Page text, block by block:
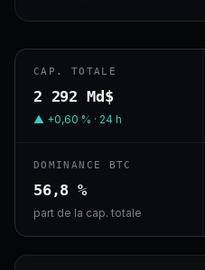
CAP. TOTALE
2 292 Md$
▲ +0,60 % · 24 h
DOMINANCE BTC
56,8 %
part de la cap. totale